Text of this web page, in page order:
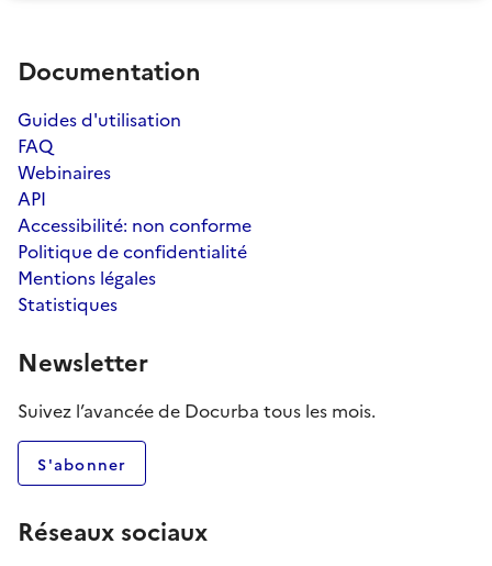
Documentation
Guides d'utilisation
FAQ
Webinaires
API
Accessibilité: non conforme
Politique de confidentialité
Mentions légales
Statistiques
Newsletter
Suivez l’avancée de Docurba tous les mois.
S'abonner
Réseaux sociaux